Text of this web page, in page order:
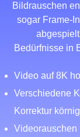
Bildrauschen
sogar Frame-
Bedürfnisse in
Video auf 8K
Verschiedene
Korrektur
Videorauschen